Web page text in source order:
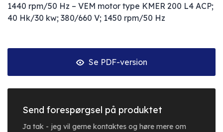
1440 rpm/50 Hz – VEM motor type KMER 200 L4 ACP;
40 Hk/30 kw; 380/660 V; 1450 rpm/50 Hz
Se PDF-version
Send forespørgsel på produktet
Ja tak - jeg vil gerne kontaktes og høre mere om